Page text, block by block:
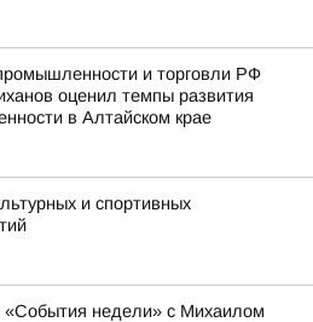
и торговли РФ
оценил темпы развития
в Алтайском крае
и спортивных
«События недели» с Михаилом